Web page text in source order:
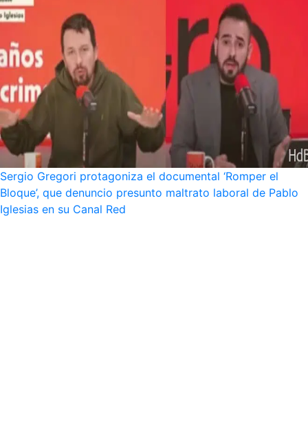
Sergio Gregori protagoniza el documental ‘Romper el
Bloque’, que denuncio presunto maltrato laboral de Pablo
Iglesias en su Canal Red